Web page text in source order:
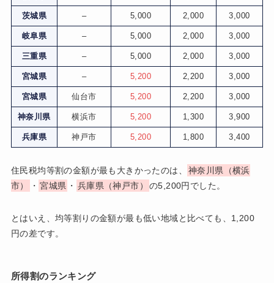
茨城県 – 5,000 2,000 3,000
岐阜県 – 5,000 2,000 3,000
三重県 – 5,000 2,000 3,000
宮城県 – 5,200 2,200 3,000
宮城県 仙台市 5,200 2,200 3,000
神奈川県 横浜市 5,200 1,300 3,900
兵庫県 神戸市 5,200 1,800 3,400
住民税均等割の金額が最も大きかったのは、
神奈川県（横浜
市）
・ 宮城県 ・ 兵庫県（神戸市） の5,200円でした。
とはいえ、均等割りの金額が最も低い地域と比べても、1,200
円の差です。
所得割のランキング